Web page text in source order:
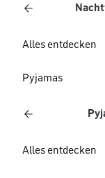
Alles entdecken
Pyjamas
Alles entdecken